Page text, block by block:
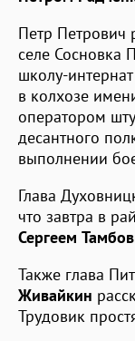
Петр Петрович
селе Сосновка
школу-
в колхозе
оператором
десантного
выполнении
Глава
что завтра в
Сергеем
Также глава
Живайкин
Трудовик